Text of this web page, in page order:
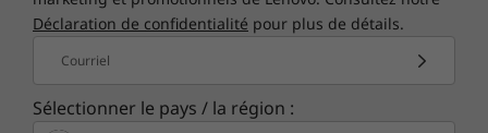
Déclaration de confidentialité pour plus de détails.
Courriel
Sélectionner le pays / la région :